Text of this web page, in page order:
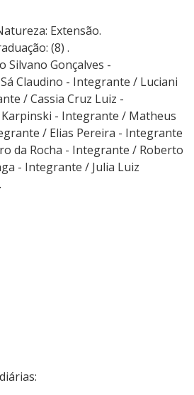
Extensão.
(8) .
Silvano Gonçalves -
Claudino - Integrante / Luciani
/ Cassia Cruz Luiz -
- Integrante / Matheus
/ Elias Pereira - Integrante
da Rocha - Integrante / Roberto
- Integrante / Julia Luiz